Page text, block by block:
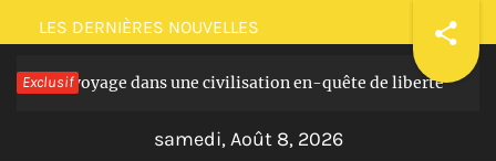
Passer
au
contenu
LES DERNIÈRES NOUVELLES
Exclusifvoyage dans une civilisation en-quête de liberté
samedi, Août 8, 2026